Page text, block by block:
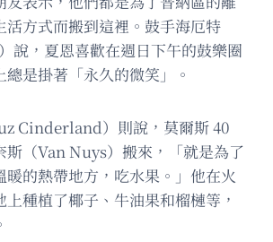
活方式而搬到這裡。鼓手海厄特
說，夏恩喜歡在週日下午的鼓樂圈
是掛著「永久的微笑」。
Cinderland）則說，莫爾斯 40
斯（Van Nuys）搬來，「就是為了
暖的熱帶地方，吃水果。」他在火
種植了椰子、牛油果和榴槤等，